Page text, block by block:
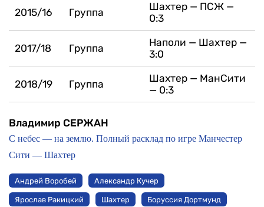
2015/16 Группа
Шахтер — ПСЖ —
0:3
2017/18 Группа
Наполи — Шахтер —
3:0
2018/19 Группа
Шахтер — МанСити
— 0:3
Владимир СЕРЖАН
С небес — на землю. Полный расклад по игре Манчестер
Сити — Шахтер
Андрей Воробей Александр Кучер
Ярослав Ракицкий Шахтер Боруссия Дортмунд